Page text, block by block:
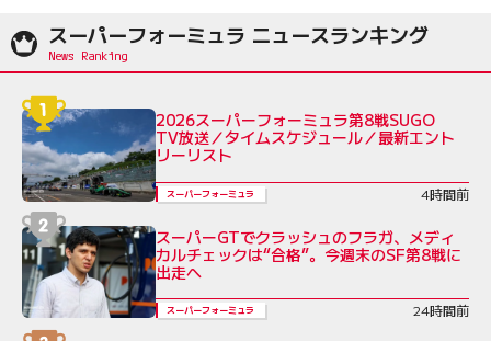
スーパーフォーミュラ ニュースランキング
2026スーパーフォーミュラ第8戦SUGO
TV放送／タイムスケジュール／最新エント
リーリスト
スーパーフォーミュラ 4時間前
スーパーGTでクラッシュのフラガ、メディ
カルチェックは“合格”。今週末のSF第8戦に
出走へ
スーパーフォーミュラ 24時間前